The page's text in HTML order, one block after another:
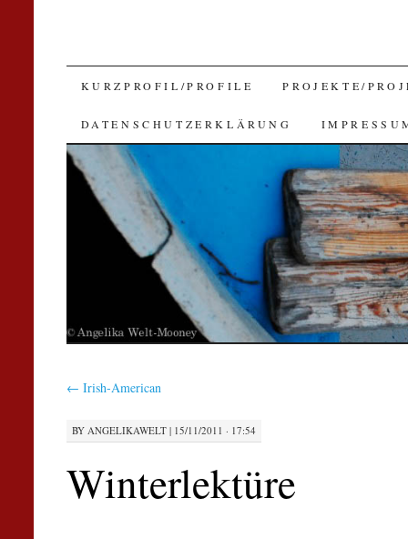
SKIP
TO
CONTENT
KURZPROFIL/PROFILE PROJEKTE/
DATENSCHUTZERKLÄRUNG
← Irish-American
BY ANGELIKAWELT| 15/11/2011 · 17:54
Winterlektüre